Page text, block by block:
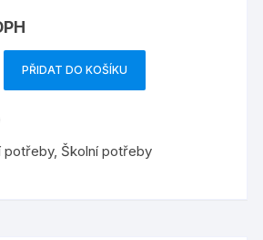
PŘIDAT DO KOŠÍKU
potřeby, Školní potřeby